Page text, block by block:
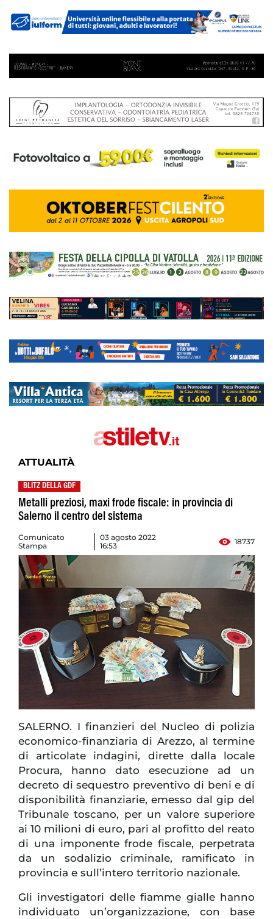
ATTUALITÀ
BLITZ DELLA GDF
Metalli preziosi, maxi frode fiscale: in provincia di
Salerno il centro del sistema
Comunicato
Stampa
03 agosto 2022
16:53
18737
SALERNO. I finanzieri del Nucleo di polizia
economico-finanziaria di Arezzo, al termine
di articolate indagini, dirette dalla locale
Procura, hanno dato esecuzione ad un
decreto di sequestro preventivo di beni e di
disponibilità finanziarie, emesso dal gip del
Tribunale toscano, per un valore superiore
ai 10 milioni di euro, pari al profitto del reato
di una imponente frode fiscale, perpetrata
da un sodalizio criminale, ramificato in
provincia e sull’intero territorio nazionale.
Gli investigatori delle fiamme gialle hanno
individuato un’organizzazione, con base